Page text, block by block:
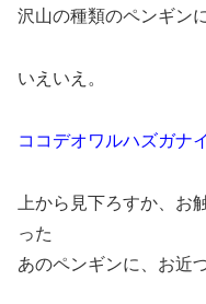
沢山の種類のペンギン
いえいえ。
ココデオワルハズガナイ
上から見下ろすか、お
った
あのペンギンに、お近